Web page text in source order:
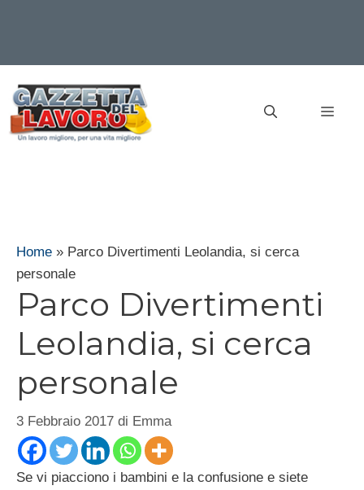
contenuto
Home » Parco Divertimenti Leolandia, si cerca
personale
Parco Divertimenti
Leolandia, si cerca
personale
3 Febbraio 2017 di Emma
Se vi piacciono i bambini e la confusione e siete